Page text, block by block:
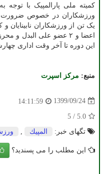
کمیته ملی پارالمپیک با توجه
اعضا و ۲ عضو علی البدل
این دوره تا آخر وقت اداری چهارشنبه (۲۶ آذرماه)
منبع: مركز اسپرت
1399/09/24
14:11:59
5.0
/
5
تگهای خبر:
المپیك
این مطلب را می پسندید؟